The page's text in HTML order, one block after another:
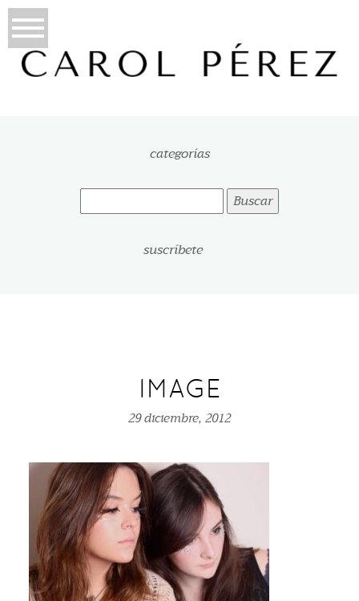
categorías
Buscar:
suscríbete
IMAGE
29 diciembre, 2012